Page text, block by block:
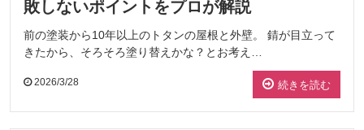
敗しないポイントをプロが解説
前の塗装から10年以上のトタンの屋根と外壁。 錆が目立って
きたから、そろそろ塗り替えかな？とお考え…
2026/3/28 続きを読む